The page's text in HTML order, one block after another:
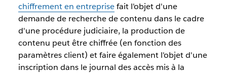
chiffrement en entreprisefait l'objet d'une
demande de recherche de contenu dans le cadre
d'une procédure judiciaire, la production de
contenu peut être chiffrée (en fonction des
paramètres client) et faire également l'objet d'une
inscription dans le journal des accès mis à la